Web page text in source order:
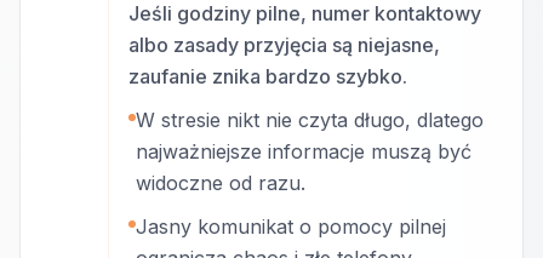
Jeśli godziny pilne, numer kontaktowy
albo zasady przyjęcia są niejasne,
zaufanie znika bardzo szybko.
W stresie nikt nie czyta długo, dlatego
najważniejsze informacje muszą być
widoczne od razu.
Jasny komunikat o pomocy pilnej